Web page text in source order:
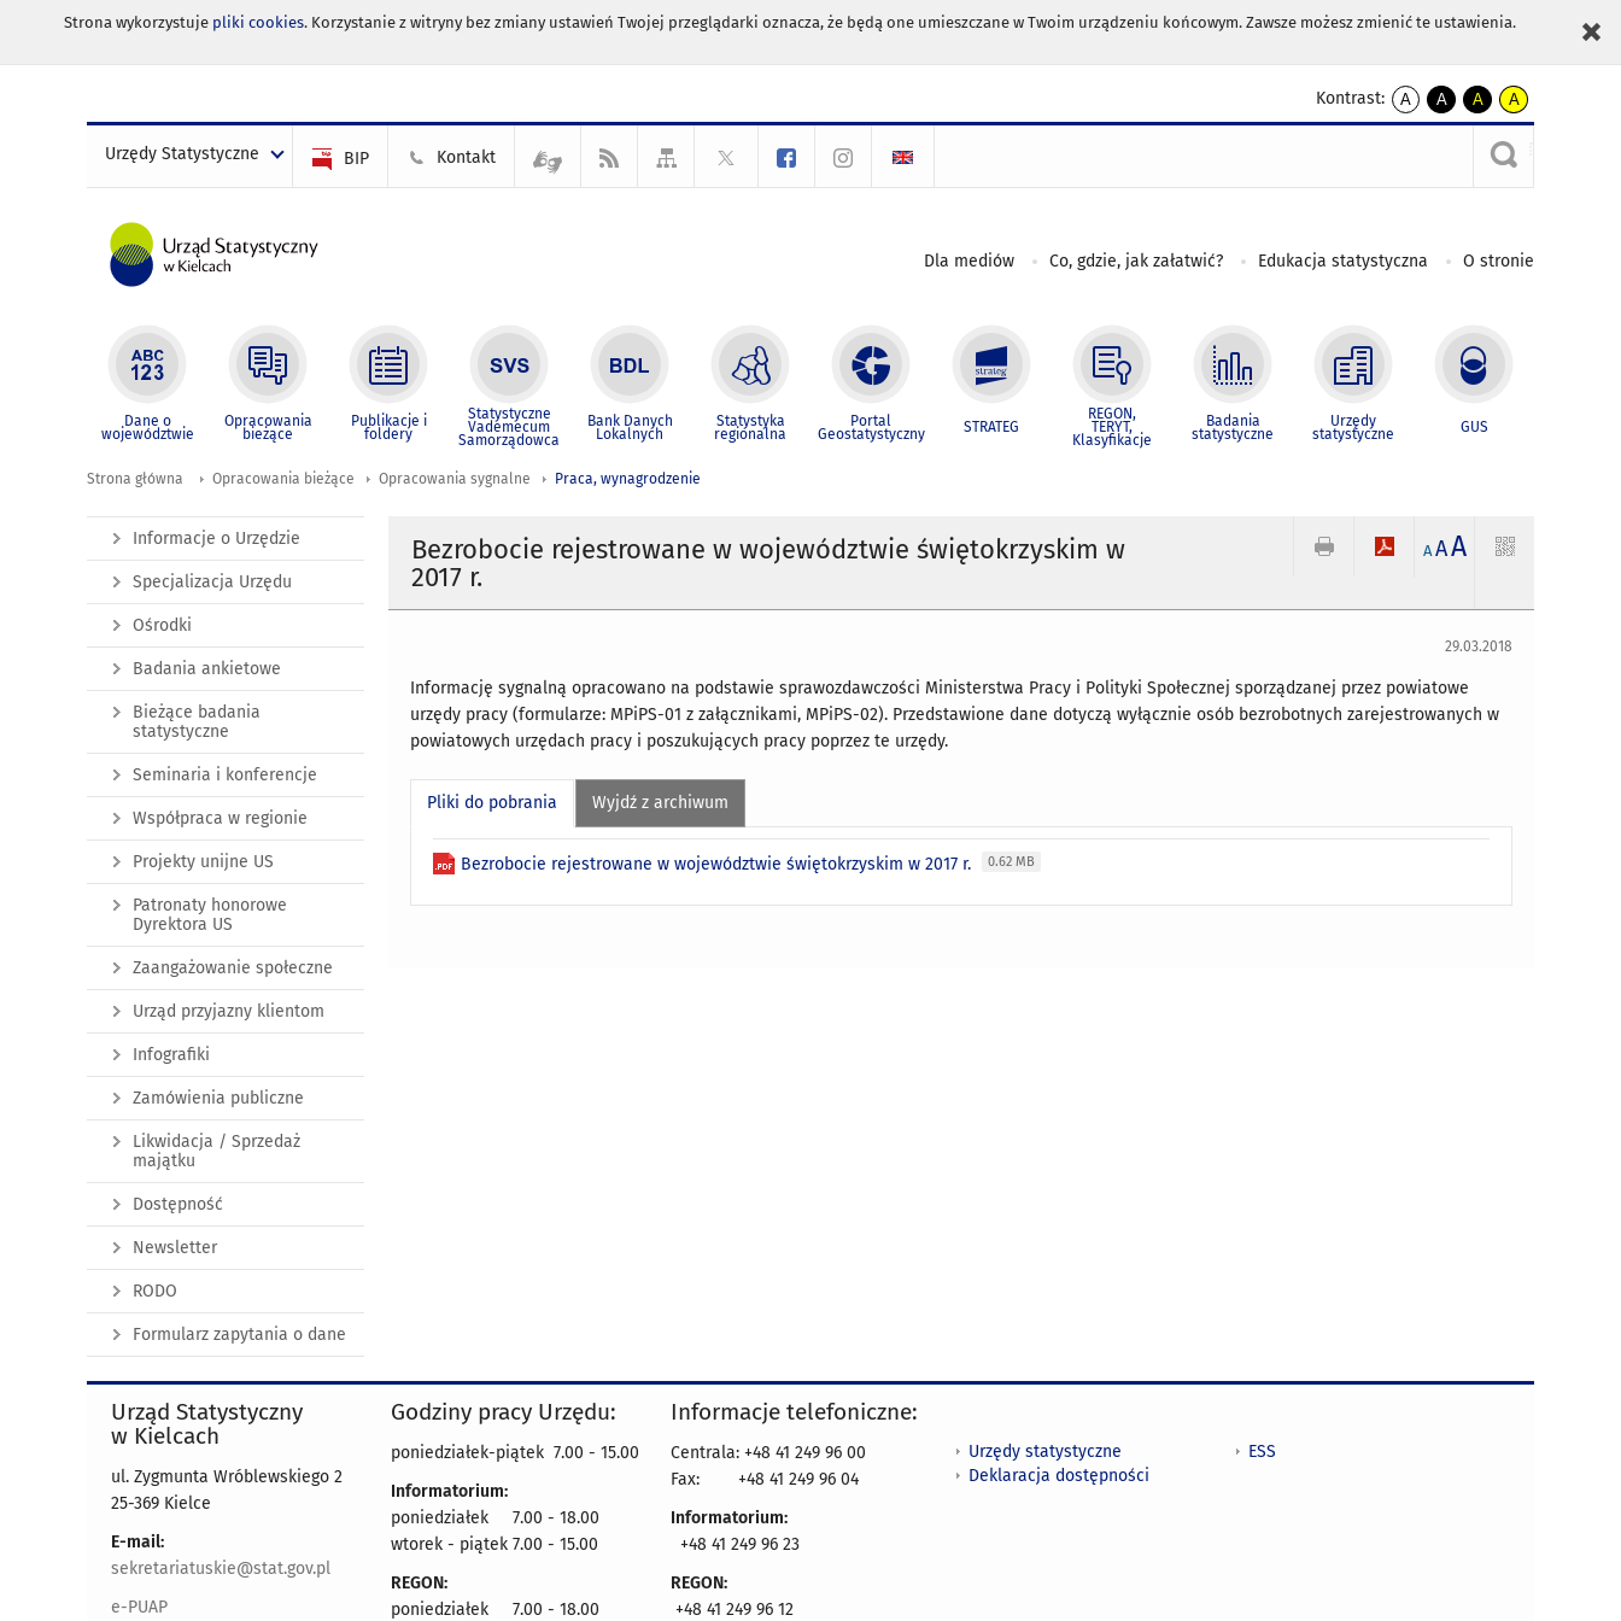
Strona wykorzystuje pliki cookies. Korzystanie z witryny bez zmiany ustawień Twojej przeglądarki oznacza, że będą one umieszczane w Twoim urządzeniu końcowym. Zawsze możesz zmienić te ustawienia.
Kontrast:
A
kontrast
A
kontrast
czarnym
A
kontrast
żółty
tekst
czarnym
A
kontrast
czarny
tekst
żółtym
Urzędy Statystyczne BIP Kontakt
Dla mediów Co, gdzie, jak załatwić? Edukacja statystyczna O stronie
Dane o
województwie
Opracowania
bieżące
Publikacje i
foldery
Statystyczne
Vademecum
Samorządowca
Bank Danych
Lokalnych
Statystyka
regionalna
Portal
Geostatystyczny STRATEG
REGON,
TERYT,
Klasyfikacje
Badania
statystyczne
Urzędy
statystyczne GUS
Strona główna Opracowania bieżące Opracowania sygnalne Praca, wynagrodzenie
Bezrobocie rejestrowane w województwie świętokrzyskim w
2017 r.
A AA
29.03.2018
Informację sygnalną opracowano na podstawie sprawozdawczości Ministerstwa Pracy i Polityki Społecznej sporządzanej przez powiatowe
urzędy pracy (formularze: MPiPS-01 z załącznikami, MPiPS-02). Przedstawione dane dotyczą wyłącznie osób bezrobotnych zarejestrowanych w
powiatowych urzędach pracy i poszukujących pracy poprzez te urzędy.
Pliki do pobrania Wyjdź z archiwum
Bezrobocie rejestrowane w województwie świętokrzyskim w 2017 r. 0.62 MB
Informacje o Urzędzie
Specjalizacja Urzędu
Ośrodki
Badania ankietowe
Bieżące badania
statystyczne
Seminaria i konferencje
Współpraca w regionie
Projekty unijne US
Patronaty honorowe
Dyrektora US
Zaangażowanie społeczne
Urząd przyjazny klientom
Infografiki
Zamówienia publiczne
Likwidacja / Sprzedaż
majątku
Dostępność
Newsletter
RODO
Formularz zapytania o dane
Urząd Statystyczny
w Kielcach
ul. Zygmunta Wróblewskiego 2
25-369 Kielce
E-mail:
sekretariatuskie@stat.gov.pl
e-PUAP
Godziny pracy Urzędu:
poniedziałek-piątek 7.00 - 15.00
Informatorium:
poniedziałek 7.00 - 18.00
wtorek - piątek 7.00 - 15.00
REGON:
poniedziałek 7.00 - 18.00
Informacje telefoniczne:
Centrala: +48 41 249 96 00
Fax:
+48 41 249 96 04
Informatorium:
+48 41 249 96 23
REGON:
+48 41 249 96 12
Urzędy statystyczne
Deklaracja dostępności
ESS